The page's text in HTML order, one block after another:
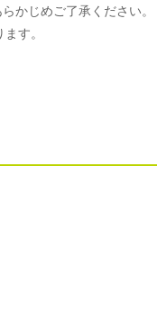
かじめご了承ください。
す。